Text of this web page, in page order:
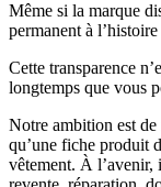
Même si la marque
permanent à
Cette transparence
longtemps que vous
Notre ambition est
qu’une fiche produit
vêtement. À l’avenir,